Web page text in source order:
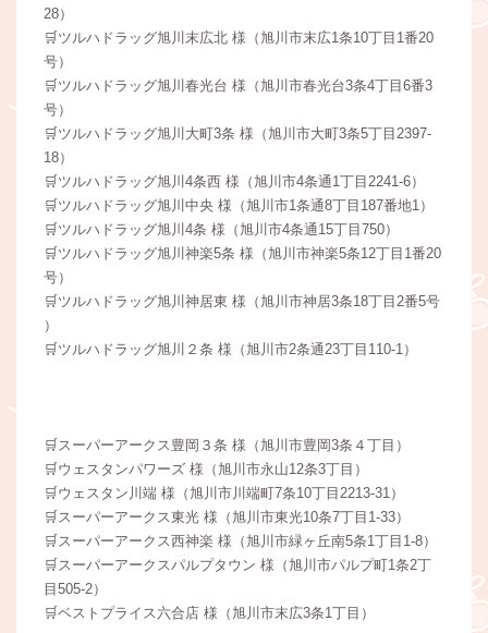
28）
🛒ツルハドラッグ旭川末広北 様（旭川市末広1条10丁目1番20
号）
🛒ツルハドラッグ旭川春光台 様（旭川市春光台3条4丁目6番3
号）
🛒ツルハドラッグ旭川大町3条 様（旭川市大町3条5丁目2397-
18）
🛒ツルハドラッグ旭川4条西 様（旭川市4条通1丁目2241-6）
🛒ツルハドラッグ旭川中央 様（旭川市1条通8丁目187番地1）
🛒ツルハドラッグ旭川4条 様（旭川市4条通15丁目750）
🛒ツルハドラッグ旭川神楽5条 様（旭川市神楽5条12丁目1番20
号）
🛒ツルハドラッグ旭川神居東 様（旭川市神居3条18丁目2番5号
）
🛒ツルハドラッグ旭川２条 様（旭川市2条通23丁目110-1）
🛒スーパーアークス豊岡３条 様（旭川市豊岡3条４丁目）
🛒ウェスタンパワーズ 様（旭川市永山12条3丁目）
🛒ウェスタン川端 様（旭川市川端町7条10丁目2213-31）
🛒スーパーアークス東光 様（旭川市東光10条7丁目1-33）
🛒スーパーアークス西神楽 様（旭川市緑ヶ丘南5条1丁目1-8）
🛒スーパーアークスパルプタウン 様（旭川市パルプ町1条2丁
目505-2）
🛒ベストプライス六合店 様（旭川市末広3条1丁目）